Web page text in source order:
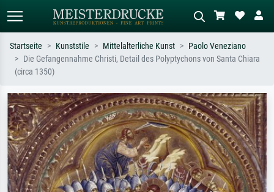
oder Stilen – z.B. Monet,
Sternennacht, Impressionismus, Welle
Hokusai, Akt.
Wiese, Abstrakt mit viel Rot, Dunkles
Ölgemälde, Stehender Akt neben einem
Baum.
Startseite Kunststile Mittelalterliche Kunst
Paolo Veneziano
Die Gefangennahme Christi, Detail des Polyptychons von Santa Chiara
(circa 1350)